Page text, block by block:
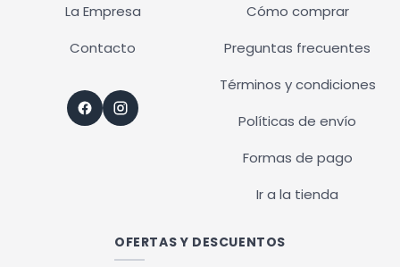
La Empresa
Contacto
Cómo comprar
Preguntas frecuentes
Términos y condiciones
Políticas de envío
Formas de pago
Ir a la tienda
OFERTAS Y DESCUENTOS